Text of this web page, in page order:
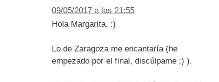
09/05/2017 a las 21:55
Hola Margarita. :)
Lo de Zaragoza me encantaría (he
empezado por el final, discúlpame ;) ).